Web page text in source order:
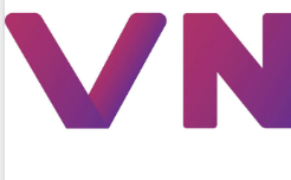
tâm đạt được mục tiêu tăng trưởng
hai con số trong năm 2026
Tổ chức trang trọng Lễ hội Đền thờ
Lương Văn Chánh năm 2026
Phó Bí thư Tỉnh ủy Đắk Lắk Đỗ Hữu